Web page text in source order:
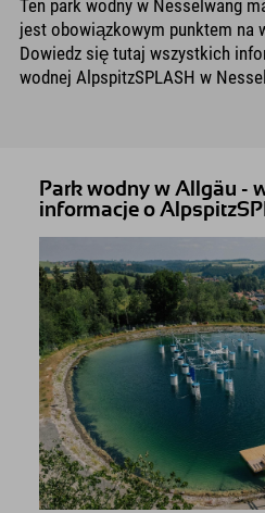
Ten park wodny w Nesselwang
jest obowiązkowym punktem na
Dowiedz się tutaj wszystkich
wodnej AlpspitzSPLASH w
Park wodny w Allgäu -
informacje o